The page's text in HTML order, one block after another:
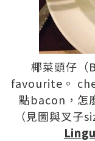
椰菜頭仔（
favourite。
點bacon，怎
（見圖與叉子